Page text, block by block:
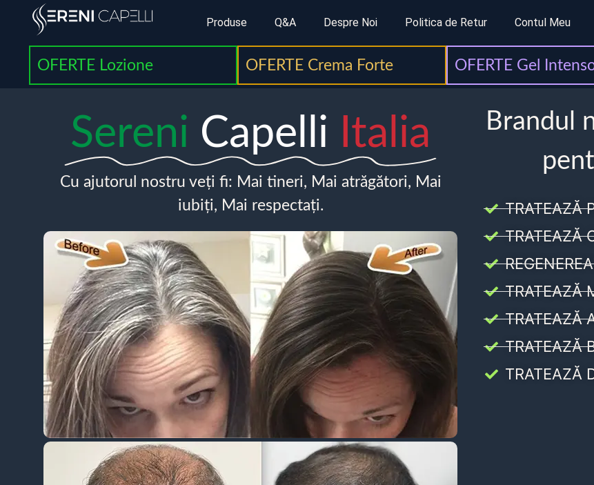
Produse Q&A Despre Noi Politica de Retur Contul Meu
OFERTE Lozione OFERTE Crema Forte OFERTE Gel
Sereni Capelli Italia
Cu ajutorul nostru veți fi: Mai tineri, Mai atrăgători, Mai
iubiți, Mai respectați.
Brandul
TRATEAZĂ
TRATEAZĂ
TRATEAZĂ
TRATEAZĂ
TRATEAZĂ
TRATEAZĂ